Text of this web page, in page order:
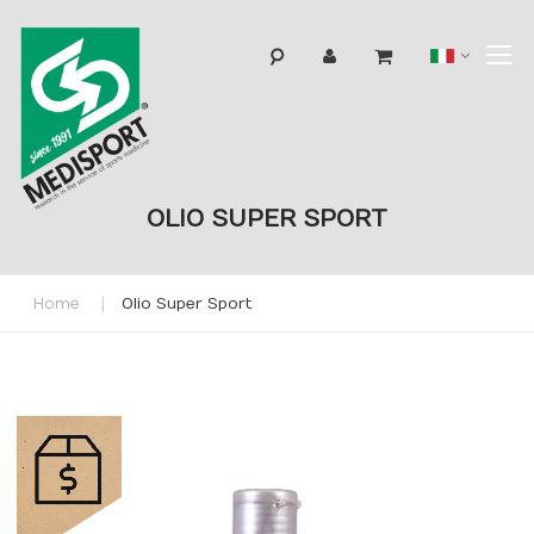
Lingua
OLIO SUPER SPORT
Home Olio Super Sport
to
the
end
of